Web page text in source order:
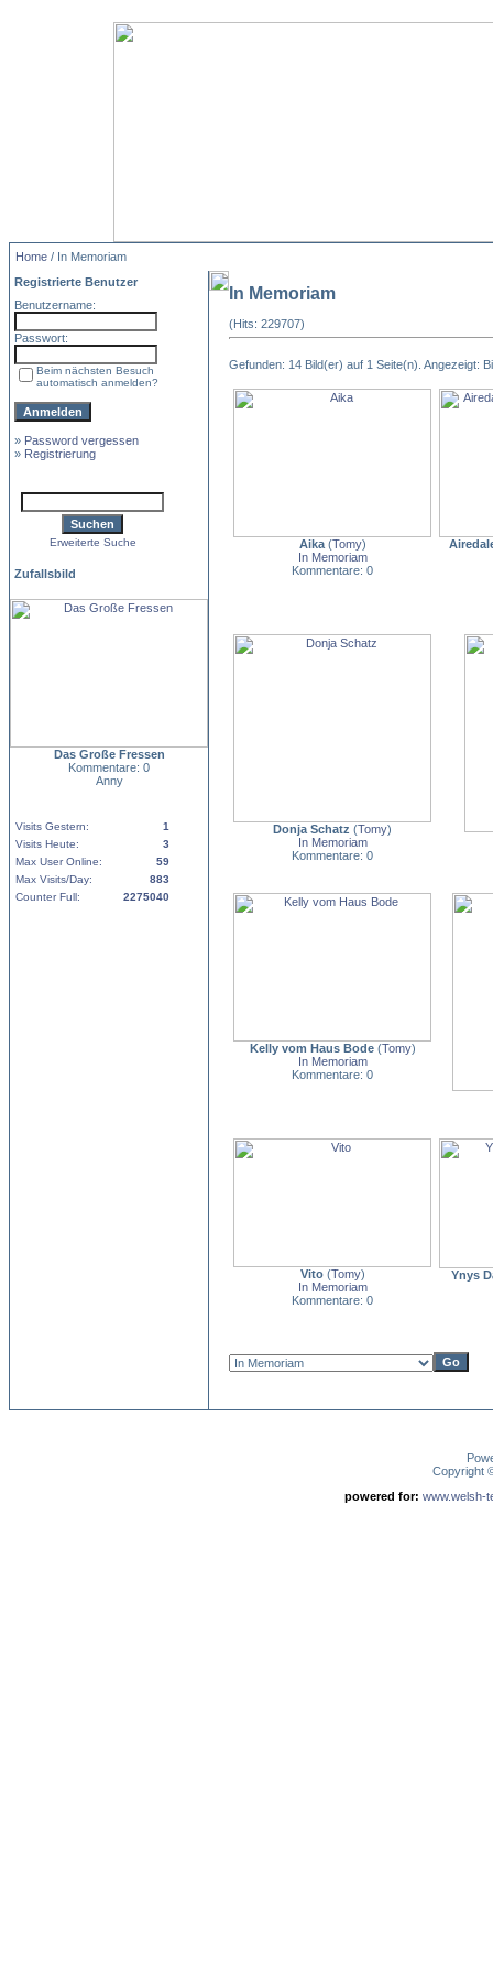
Home / In Memoriam
Registrierte Benutzer
Benutzername:
Passwort:
Beim nächsten Besuch
automatisch anmelden?
» Password vergessen
» Registrierung
Erweiterte Suche
Zufallsbild
Das Große Fressen
Kommentare: 0
Anny
Visits Gestern:
1
Visits Heute:
3
Max User Online:
59
Max Visits/Day:
883
Counter Full:
2275040
In Memoriam
(Hits: 229707)
Gefunden: 14 Bild(er) auf 1 Seite(n). Angezeigt:
Aika(Tomy)
In Memoriam
Kommentare: 0
Donja Schatz (Tomy)
In Memoriam
Kommentare: 0
Kelly vom Haus Bode(Tomy)
In Memoriam
Kommentare: 0
Vito(Tomy)
In Memoriam
Kommentare: 0
Ynys
Copyright
powered for: www.welsh-